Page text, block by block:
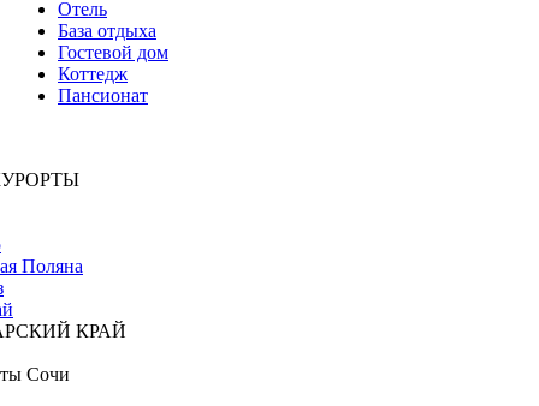
Отель
База отдыха
Гостевой дом
Коттедж
Пансионат
Поляна
КРАЙ
Сочи